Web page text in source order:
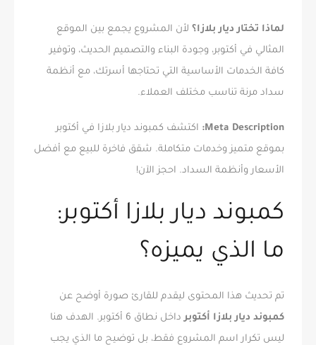
لماذا تختار ديار بلازا؟ لأن المشروع يجمع بين الموقع
المثالي في أكتوبر، وجودة البناء والتصميم الحديث، وتوفير
كافة الخدمات الأساسية التي تحتاجها أسرتك، مع أنظمة
سداد مرنة تناسب مختلف العملاء.
Meta Description:
اكتشف كمبوند ديار بلازا في أكتوبر
بموقع متميز وخدمات متكاملة. شقق فاخرة للبيع مع أفضل
الأسعار وأنظمة السداد. احجز الآن!
كمبوند ديار بلازا أكتوبر:
ما الذي يميزه؟
تم تحديث هذا المحتوى ليقدم للقارئ صورة أوضح عن
كمبوند ديار بلازا أكتوبر
داخل نطاق 6 أكتوبر. الهدف هنا
ليس تكرار اسم المشروع فقط، بل توضيح ما الذي يجب